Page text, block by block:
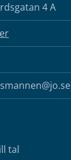
4 A
tal